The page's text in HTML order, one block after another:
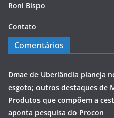
Roni Bispo
Contato
Comentários
Dmae de Uberlândia planeja
esgoto; outros destaques de
Produtos que compõem a
aponta pesquisa do Procon